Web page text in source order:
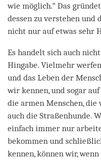
wie möglich.“ Das
dessen zu verstehen
nicht nur auf etwas sehr
Es handelt sich auch
Hingabe. Vielmehr
und das Leben der
wir kennen, und sogar
die armen Menschen,
auch die Straßenhunde.
einfach immer nur
bekommen und
kennen, können wir,